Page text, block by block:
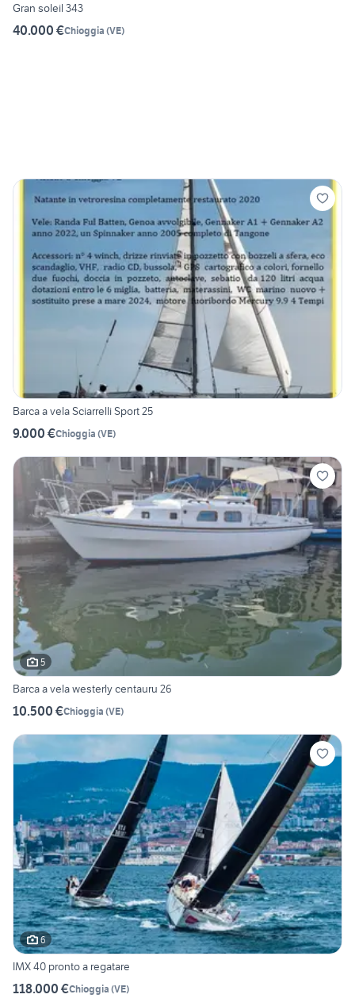
Gran soleil 343
40.000 €Chioggia (VE)
Barca a vela Sciarrelli Sport 25
9.000 €Chioggia (VE)
5
Barca a vela westerly centauru 26
10.500 €Chioggia (VE)
6
IMX 40 pronto a regatare
118.000 €Chioggia (VE)